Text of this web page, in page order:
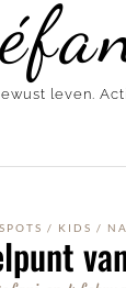
leven.
/ KIDS /